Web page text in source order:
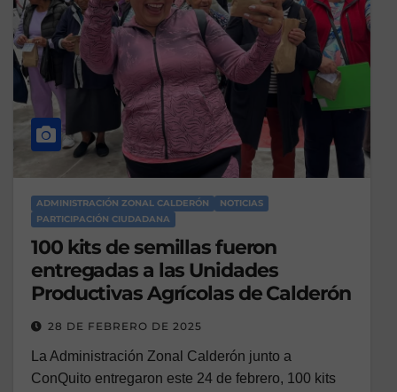
ADMINISTRACIÓN ZONAL CALDERÓN
NOTICIAS
PARTICIPACIÓN CIUDADANA
100 kits de semillas fueron
entregadas a las Unidades
Productivas Agrícolas de Calderón
28 DE FEBRERO DE 2025
La Administración Zonal Calderón junto a
ConQuito entregaron este 24 de febrero, 100 kits